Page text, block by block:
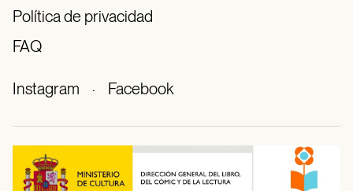
Política de privacidad
FAQ
Instagram · Facebook